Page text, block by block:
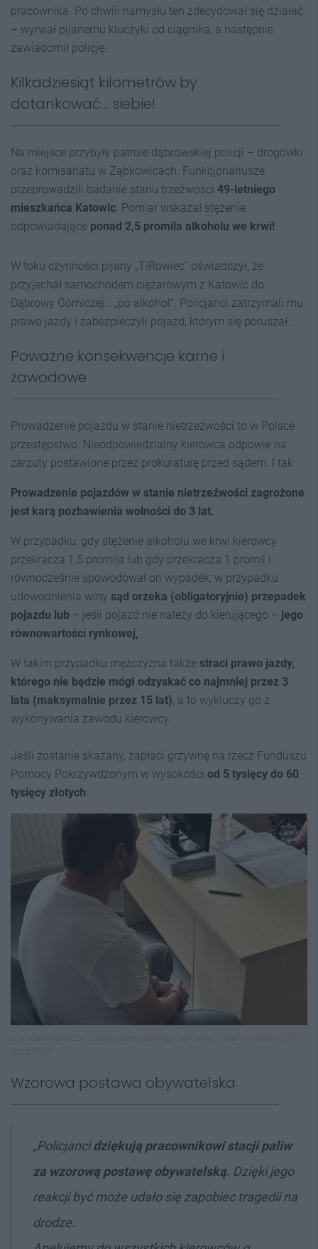
pracownika. Po chwili namysłu ten zdecydował się działać
– wyrwał pijanemu kluczyki od ciągnika, a następnie
zawiadomił policję.
Kilkadziesiąt kilometrów by
dotankować… siebie!
Na miejsce przybyły patrole dąbrowskiej policji – drogówki
oraz komisariatu w Ząbkowicach. Funkcjonariusze
przeprowadzili badanie stanu trzeźwości 49-letniego
mieszkańca Katowic. Pomiar wskazał stężenie
odpowiadające ponad 2,5 promila alkoholu we krwi!
W toku czynności pijany „TIRowiec” oświadczył, że
przyjechał samochodem ciężarowym z Katowic do
Dąbrowy Górniczej… „po alkohol”. Policjanci zatrzymali mu
prawo jazdy i zabezpieczyli pojazd, którym się poruszał.
Poważne konsekwencje karne i
zawodowe
Prowadzenie pojazdu w stanie nietrzeźwości to w Polsce
przestępstwo. Nieodpowiedzialny kierowca odpowie na
zarzuty postawione przez prokuraturę przed sądem. I tak:
Prowadzenie pojazdów w stanie nietrzeźwości zagrożone
jest karą pozbawienia wolności do 3 lat.
W przypadku, gdy stężenie alkoholu we krwi kierowcy
przekracza 1,5 promila lub gdy przekracza 1 promil i
równocześnie spowodował on wypadek, w przypadku
udowodnienia winy sąd orzeka (obligatoryjnie) przepadek
pojazdu lub – jeśli pojazd nie należy do kierującego – jego
równowartości rynkowej, .
W takim przypadku mężczyzna także straci prawo jazdy,
którego nie będzie mógł odzyskać co najmniej przez 3
lata (maksymalnie przez 15 lat), a to wykluczy go z
wykonywania zawodu kierowcy.
Jeśli zostanie skazany, zapłaci grzywnę na rzecz Funduszu
Pomocy Pokrzywdzonym w wysokości od 5 tysięcy do 60
tysięcy złotych.
Wzorowa postawa obywatelska
„Policjancidziękują pracownikowi stacji paliw
za wzorową postawę obywatelską. Dzięki jego
reakcji być może udało się zapobiec tragedii na
drodze.